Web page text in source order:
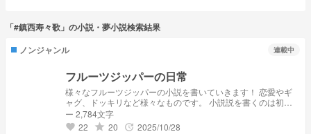
「#鎮西寿々歌」の小説・夢小説検索結果
ノンジャンル
連載中
フルーツジッパーの日常
様々なフルーツジッパーの小説を書いていきます！ 恋愛やギ
ャグ、ドッキリなど様々なものです。 小説説を書くのは初心
者なので下手でも許してください あと口調など合っていなか
ったらすみません リクエスト募集中！
ー 2,784文字
favorite 22 grade 20 update 2025/10/28